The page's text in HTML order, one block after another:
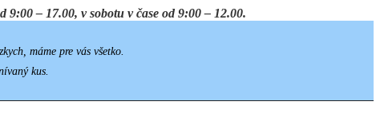
– 17.00, v sobotu v čase od 9:00 – 12.00.
máme pre vás všetko.
kus.